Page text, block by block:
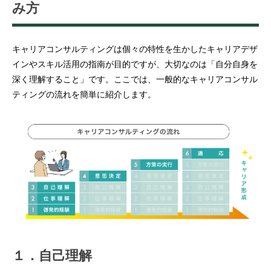
み方
キャリアコンサルティングは個々の特性を生かしたキャリアデザ
インやスキル活用の指南が目的ですが、大切なのは「自分自身を
深く理解すること」です。ここでは、一般的なキャリアコンサル
ティングの流れを簡単に紹介します。
１．自己理解